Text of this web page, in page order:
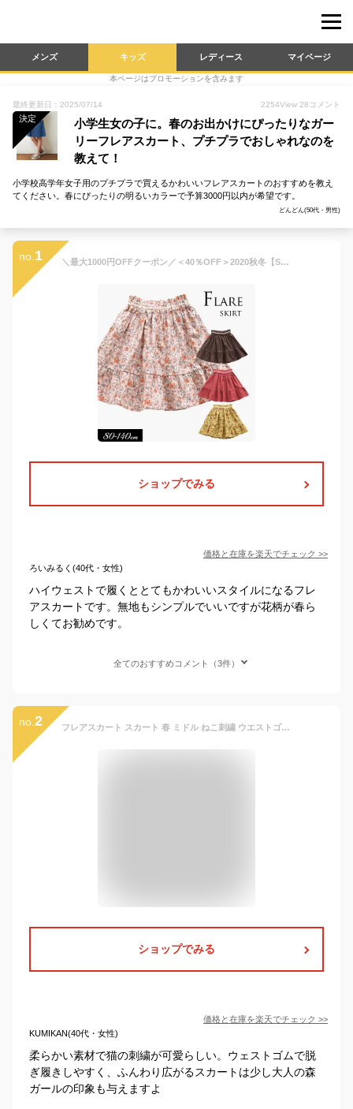
メンズ キッズ レディース マイページ
本ページはプロモーションを含みます
最終更新日：2025/07/14 2254View 28 コメント
決定
小学生女の子に。春のお出かけにぴったりなガー
リーフレアスカート、プチプラでおしゃれなのを
教えて！
小学校高学年女子用のプチプラで買えるかわいいフレアスカートのおすすめを教え
てください。春にぴったりの明るいカラーで予算3000円以内が希望です。
どんどん(50代・男性)
no. 1 ＼最大1000円OFFクーポン／＜40％OFF＞2020秋冬【Seraph/セラフ】裾フレアスカート≪80cm 90cm 95cm 100cm 110cm 120cm 130cm 140cm≫子供服 キッズ 女の子 女児 子ども≪店頭受取対応商品≫
ショップでみる
価格と在庫を楽天でチェック >>
ろいみるく(40代・女性)
ハイウェストで履くととてもかわいいスタイルになるフレ
アスカートです。無地もシンプルでいいですが花柄が春ら
しくてお勧めです。
全てのおすすめコメント（3件）
no. 2 フレアスカート スカート 春 ミドル ねこ刺繍 ウエストゴム デニムスカート レディース 膝下丈 おしゃれ 森ガール スカート フレア デニム ボトムス ミドル かわいい 2021春新作【送料無料】
ショップでみる
価格と在庫を楽天でチェック >>
KUMIKAN(40代・女性)
柔らかい素材で猫の刺繍が可愛らしい。ウェストゴムで脱
ぎ履きしやすく、ふんわり広がるスカートは少し大人の森
ガールの印象も与えますよ